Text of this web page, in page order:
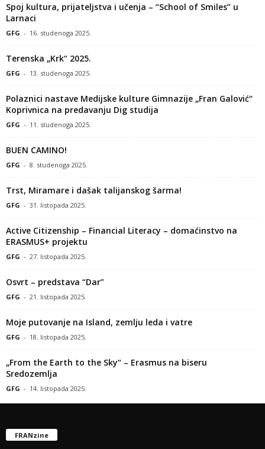
Spoj kultura, prijateljstva i učenja – “School of Smiles” u
Larnaci
GFG - 16. studenoga 2025.
Terenska „Krk“ 2025.
GFG - 13. studenoga 2025.
Polaznici nastave Medijske kulture Gimnazije „Fran Galović“
Koprivnica na predavanju Dig studija
GFG - 11. studenoga 2025.
BUEN CAMINO!
GFG - 8. studenoga 2025.
Trst, Miramare i dašak talijanskog šarma!
GFG - 31. listopada 2025.
Active Citizenship – Financial Literacy – domaćinstvo na
ERASMUS+ projektu
GFG - 27. listopada 2025.
Osvrt – predstava “Dar”
GFG - 21. listopada 2025.
Moje putovanje na Island, zemlju leda i vatre
GFG - 18. listopada 2025.
„From the Earth to the Sky“ – Erasmus na biseru
Sredozemlja
GFG - 14. listopada 2025.
FRANzine